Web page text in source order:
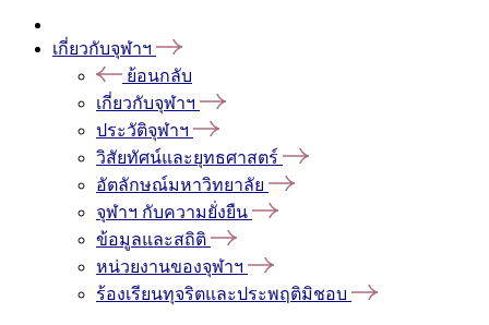
เกี่ยวกับจุฬาฯ
ย้อนกลับ
เกี่ยวกับจุฬาฯ
ประวัติจุฬาฯ
วิสัยทัศน์และยุทธศาสตร์
อัตลักษณ์มหาวิทยาลัย
จุฬาฯ กับความยั่งยืน
ข้อมูลและสถิติ
หน่วยงานของจุฬาฯ
ร้องเรียนทุจริตและประพฤติมิชอบ